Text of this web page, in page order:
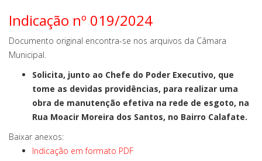
Indicação nº 019/2024
Documento original encontra-se nos arquivos da Câmara
Municipal.
Solicita, junto ao Chefe do Poder Executivo, que
tome as devidas providências, para realizar uma
obra de manutenção efetiva na rede de esgoto, na
Rua Moacir Moreira dos Santos, no Bairro Calafate.
Baixar anexos:
Indicação em formato PDF